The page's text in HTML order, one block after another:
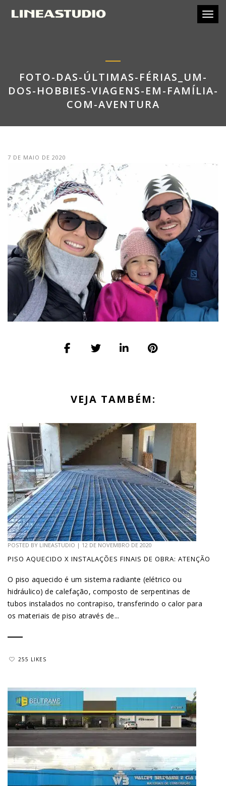
FOTO-DAS-ÚLTIMAS-FÉRIAS_UM-
DOS-HOBBIES-VIAGENS-EM-FAMÍLIA-
COM-AVENTURA
7 DE MAIO DE 2020
VEJA TAMBÉM:
POSTED BY LINEASTUDIO | 12 DE NOVEMBRO DE 2020
PISO AQUECIDO X INSTALAÇÕES FINAIS DE OBRA: ATENÇÃO
O piso aquecido é um sistema radiante (elétrico ou
hidráulico) de calefação, composto de serpentinas de
tubos instalados no contrapiso, transferindo o calor para
os materiais de piso através de...
255 LIKES